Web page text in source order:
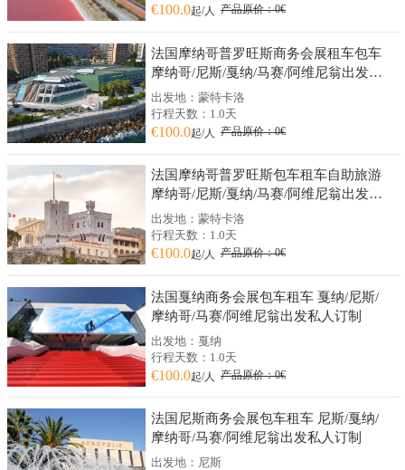
€100.0起/人 产品原价：0€
法国摩纳哥普罗旺斯商务会展租车包车
摩纳哥/尼斯/戛纳/马赛/阿维尼翁出发私
人订制
出发地：蒙特卡洛
行程天数：1.0天
€100.0起/人 产品原价：0€
法国摩纳哥普罗旺斯包车租车自助旅游
摩纳哥/尼斯/戛纳/马赛/阿维尼翁出发私
人订制
出发地：蒙特卡洛
行程天数：1.0天
€100.0起/人 产品原价：0€
法国戛纳商务会展包车租车 戛纳/尼斯/
摩纳哥/马赛/阿维尼翁出发私人订制
出发地：戛纳
行程天数：1.0天
€100.0起/人 产品原价：0€
法国尼斯商务会展包车租车 尼斯/戛纳/
摩纳哥/马赛/阿维尼翁出发私人订制
出发地：尼斯